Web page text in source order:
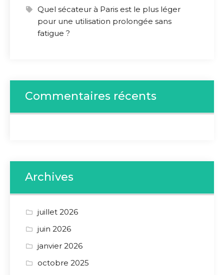
Quel sécateur à Paris est le plus léger
pour une utilisation prolongée sans
fatigue ?
Commentaires récents
Archives
juillet 2026
juin 2026
janvier 2026
octobre 2025